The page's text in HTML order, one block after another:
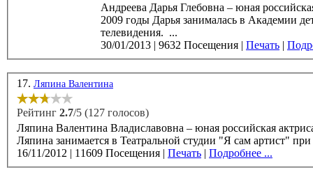
Андреева Дарья Глебовна – юная российская
2009 годы Дарья занималась в Академии
телевидения. ...
30/01/2013 | 9632 Посещения | Печать |
17. Ляпина Валентина
Рейтинг 2.7/5 (127 голосов)
Ляпина Валентина Владиславовна – юная российская актриса
Ляпина занимается в Театральной студии "Я сам артист"
16/11/2012 | 11609 Посещения | Печать | Подробнее ...